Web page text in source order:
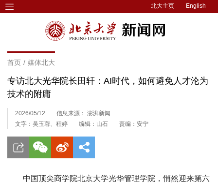
北大主页 English
首页 / 媒体北大
专访北大光华院长田轩：AI时代，如何避免人才沦为
技术的附庸
2026/05/12
信息来源： 澎湃新闻
文字：吴玉蓉、程婷
编辑：山石 责编：安宁
中国顶尖商学院北京大学光华管理学院，悄然迎来第六